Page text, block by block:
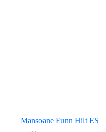
Mansoane Funn Hilt ES